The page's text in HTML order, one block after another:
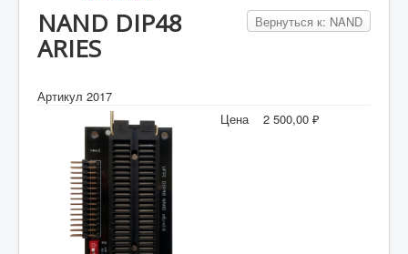
Вернуться к: NAND
NAND DIP48
ARIES
Артикул 2017
Цена
2 500,00 ₽